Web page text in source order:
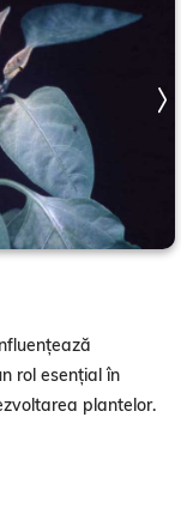
rol esențial în
plantelor.